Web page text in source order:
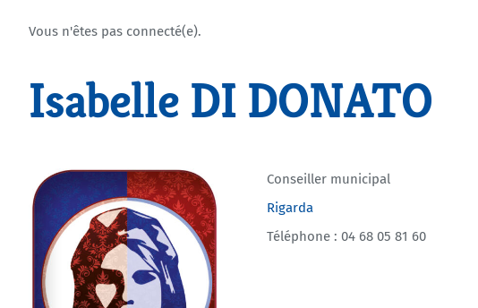
Vous n'êtes pas connecté(e).
Isabelle DI DONATO
Conseiller municipal
Rigarda
Téléphone : 04 68 05 81 60